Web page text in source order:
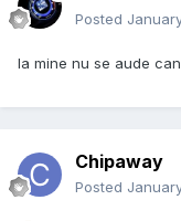
Posted
la mine nu se aude
Chipaway
Posted